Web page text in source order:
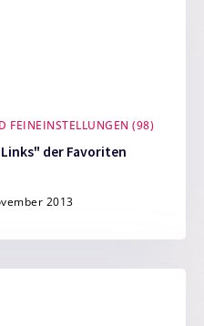
FEINEINSTELLUNGEN (98)
der Favoriten
2013